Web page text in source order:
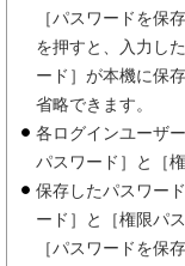
［パスワードを保
を押すと、入力し
ード］が本機に保
省略できます。
各ログインユーザ
パスワード］と［
保存したパスワー
ード］と［権限パ
［パスワードを保